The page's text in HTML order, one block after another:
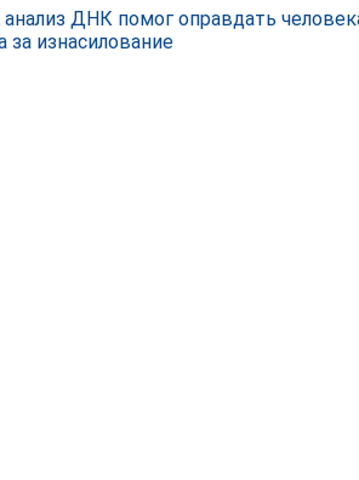
ДНК помог оправдать
за изнасилование